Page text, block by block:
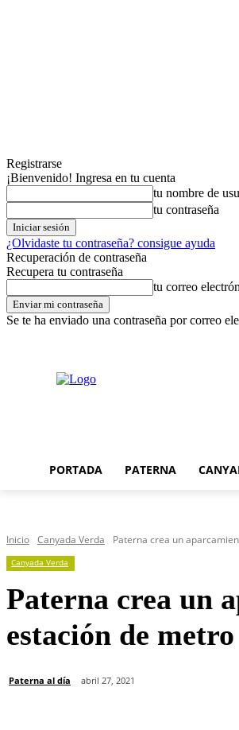
Registrarse
¡Bienvenido! Ingresa en tu cuenta
tu nombre de
tu contraseña
¿Olvidaste tu contraseña? consigue ayuda
Recuperación de contraseña
Recupera tu contraseña
tu correo
Se te ha enviado una contraseña por correo
PORTADA PATERNA
Inicio Canyada Verda Paterna crea un
Canyada Verda
Paterna crea un
estación de
Paterna al día abril 27, 2021